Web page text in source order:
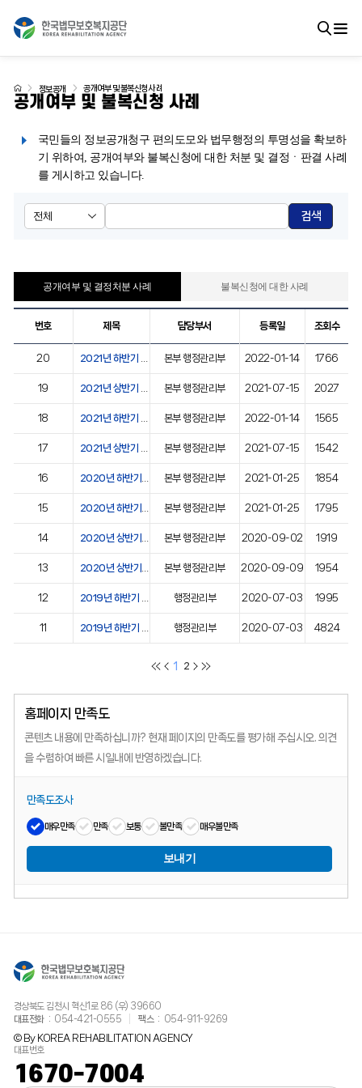
공개여부 및 불복신청 사례
정보공개 공개여부 및 불복신청 사례
국민들의 정보공개청구 편의도모와 법무행정의 투명성을 확보하
기 위하여, 공개여부와 불복신청에 대한 처분 및 결정ㆍ판결 사례
를 게시하고 있습니다.
검색
공개여부 및 결정처분 사례 불복신청에 대한 사례
번호 제목 담당부서 등록일 조회수
20 본부 행정관리부 2022-01-14 1766
19 본부 행정관리부 2021-07-15 2027
18 본부 행정관리부 2022-01-14 1565
17 본부 행정관리부 2021-07-15 1542
16 본부 행정관리부 2021-01-25 1854
15 본부 행정관리부 2021-01-25 1795
14 본부 행정관리부 2020-09-02 1919
13 본부 행정관리부 2020-09-09 1954
12 행정관리부 2020-07-03 1995
11 행정관리부 2020-07-03 4824
1 2
홈페이지 만족도
콘텐츠 내용에 만족하십니까? 현재 페이지의 만족도를 평가해 주십시오. 의견
을 수렴하여 빠른 시일내에 반영하겠습니다.
만족도조사
매우만족 만족 보통 불만족 매우불만족
보내기
경상북도 김천시 혁신1로 86 (우) 39660
대표전화
054-421-0555 팩스 054-911-9269
© By KOREA REHABILITATION AGENCY
대표번호
1670-7004